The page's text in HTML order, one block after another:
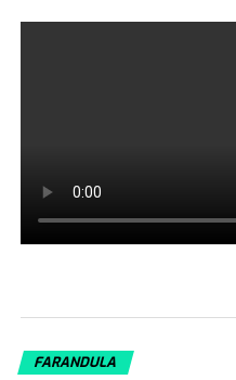
FARANDULA